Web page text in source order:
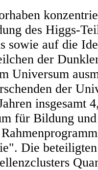
des Higgs-
sowie auf die
der
Universum
der
insgesamt
für Bildung
Die